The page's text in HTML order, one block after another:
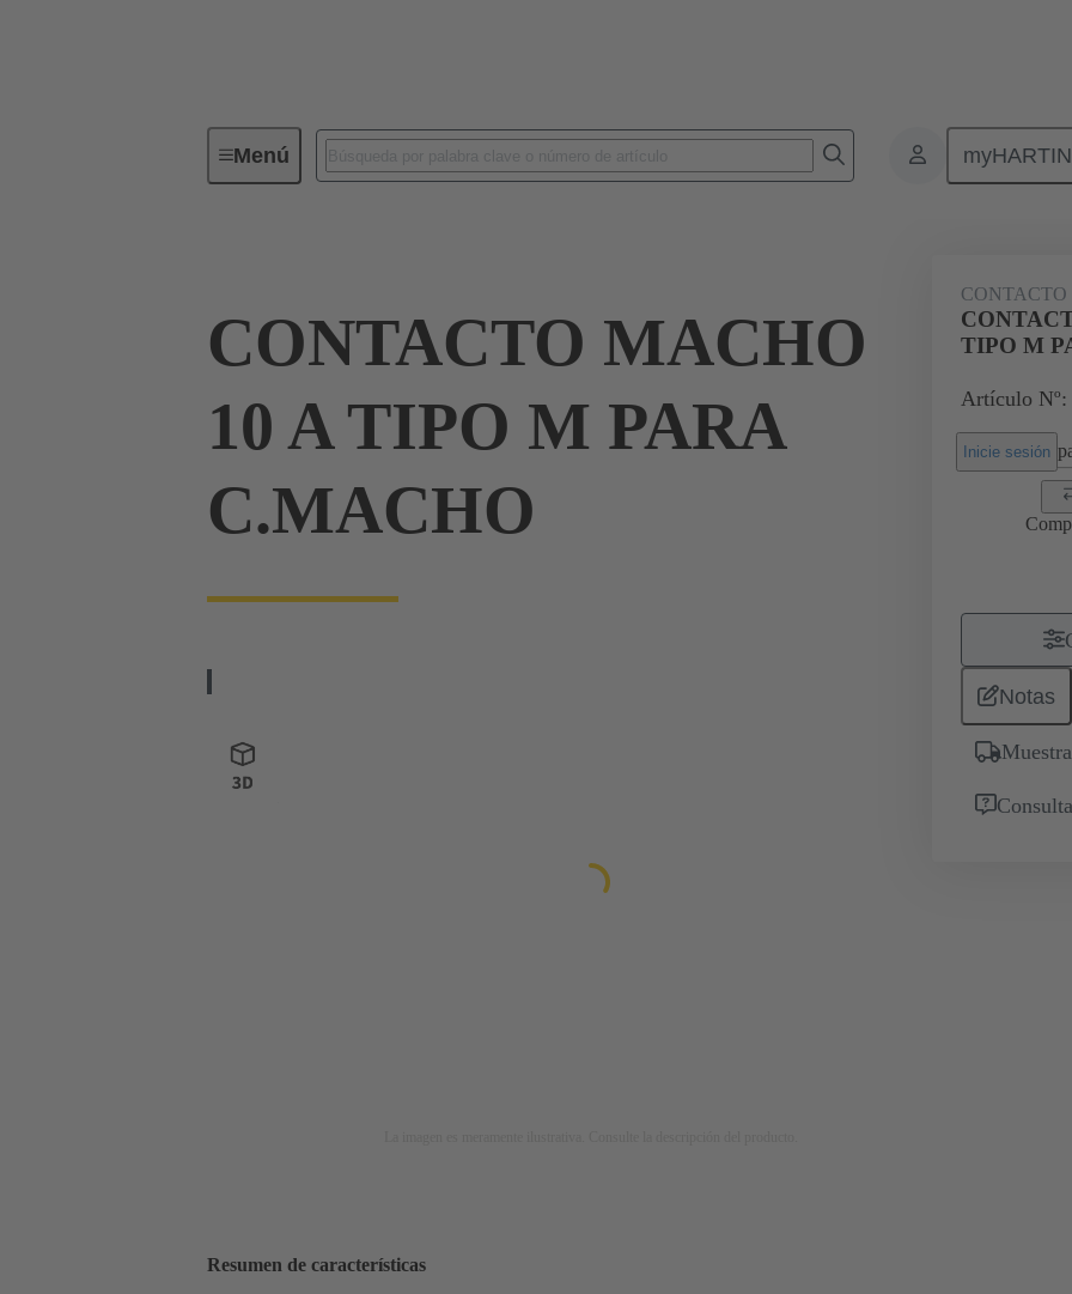
MenúSerie
CONTACTO MACHO
10 A TIPO M PARA
C.MACHO
TIPO M
Artículo Nº:
Inicie sesión
Notas
Resumen de características